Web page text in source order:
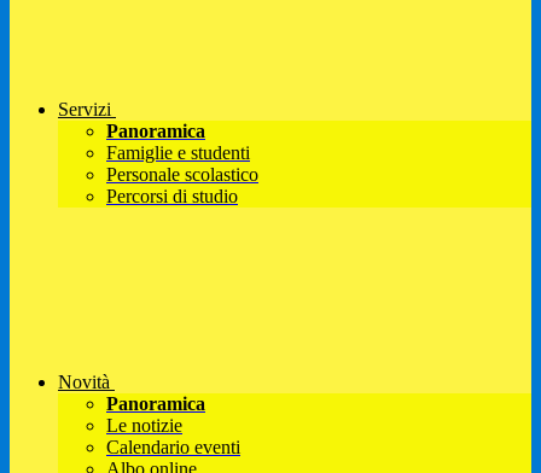
Servizi
Panoramica
Famiglie e studenti
Personale scolastico
Percorsi di studio
Novità
Panoramica
Le notizie
Calendario eventi